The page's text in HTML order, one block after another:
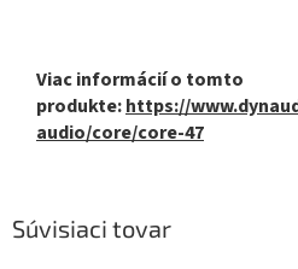
Viac informácií o tomto
produkte:https://
audio/core/core-47
Súvisiaci tovar